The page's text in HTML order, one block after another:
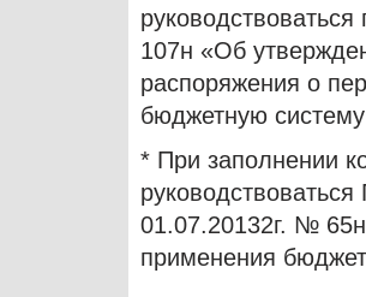
107н «Об
распоряжения о
бюджетную
* При заполнении
01.07.20132г. №
применения